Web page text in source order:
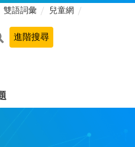
雙語詞彙 兒童網